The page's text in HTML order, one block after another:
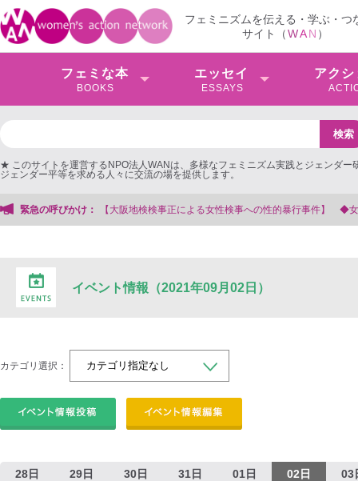
フェミニズムを伝える・学ぶ・つ
サイト（WAN ）
フェミな本
BOOKS
エッセイ
ESSAYS
アクシ
★ このサイトを運営するNPO法人WANは、多様なフェミニズム実践とジェンダー
ジェンダー平等を求める人々に交流の場を提供します。
緊急の呼びかけ：
地検検事正による女性検事への性的暴行事件】 ◆女性検事を支援する会事務局
イベント情報（2021年09月02日）
カテゴリ選択：
28日 29日 30日 31日 01日 02日 03